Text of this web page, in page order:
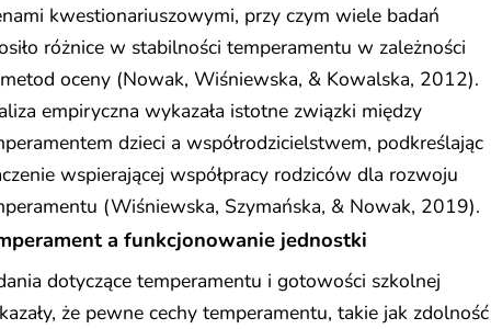
kwestionariuszowymi, przy czym wiele badań
różnice w stabilności temperamentu w zależności
oceny (Nowak, Wiśniewska, & Kowalska, 2012).
empiryczna wykazała istotne związki między
dzieci a współrodzicielstwem, podkreślając
wspierającej współpracy rodziców dla rozwoju
(Wiśniewska, Szymańska, & Nowak, 2019).
a funkcjonowanie jednostki
dotyczące temperamentu i gotowości szkolnej
że pewne cechy temperamentu, takie jak zdolność